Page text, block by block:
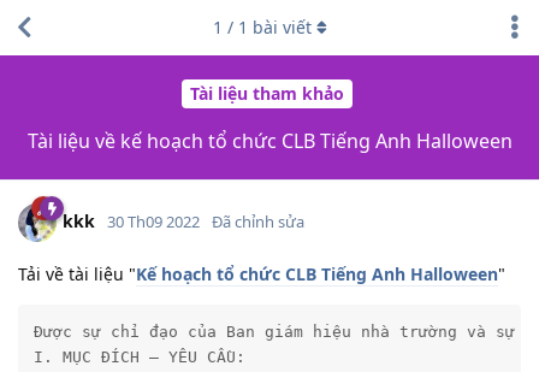
Tài liệu tham khảo
Tài liệu về kế hoạch tổ chức CLB Tiếng Anh Halloween
1 / 1 bài viết
kkk 30 Th09 2022 Đã chỉnh sửa
Tải về tài liệu "Kế hoạch tổ chức CLB Tiếng Anh Halloween"
Được sự chỉ đạo của Ban giám hiệu nhà trường và sự
I. MỤC ĐÍCH – YÊU CẦU: